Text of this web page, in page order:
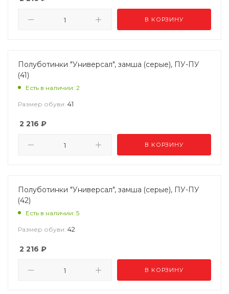
В КОРЗИНУ
Полуботинки "Универсал", замша (серые), ПУ-ПУ
(41)
Есть в наличии: 2
Размер обуви: 41
2 216 ₽
В КОРЗИНУ
Полуботинки "Универсал", замша (серые), ПУ-ПУ
(42)
Есть в наличии: 5
Размер обуви: 42
2 216 ₽
В КОРЗИНУ